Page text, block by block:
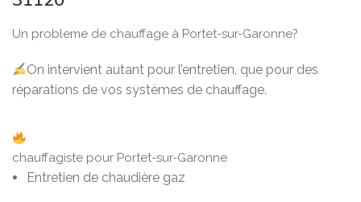
Un probleme de chauffage à Portet-sur-Garonne?
On intervient autant pour l’entretien, que pour des
réparations de vos systèmes de chauffage.
chauffagiste pour Portet-sur-Garonne
Entretien de chaudière gaz